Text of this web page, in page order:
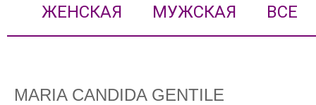
ЖЕНСКАЯ МУЖСКАЯ ВСЕ
MARIA CANDIDA GENTILE